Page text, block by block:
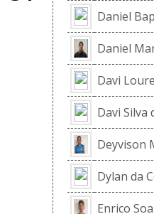
Daniel
Daniel
Davi
Davi Silva
Deyvison
Dylan da
Enrico